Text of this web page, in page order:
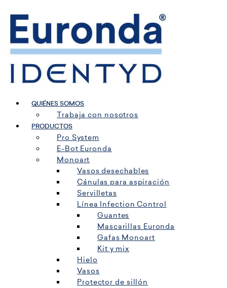
contenido
QUIÉNES SOMOS
Trabaja con nosotros
PRODUCTOS
Pro System
E-Bot Euronda
Monoart
Vasos desechables
Cánulas para aspiración
Servilletas
Línea Infection Control
Guantes
Mascarillas Euronda
Gafas Monoart
Kit y mix
Hielo
Vasos
Protector de sillón